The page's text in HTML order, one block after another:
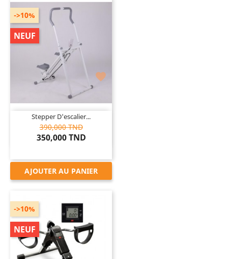

Stepper D'escalier...
390,000 TND
350,000 TND
->10%
NEUF
AJOUTER AU PANIER
->10%
NEUF